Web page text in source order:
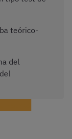
teórico-
del